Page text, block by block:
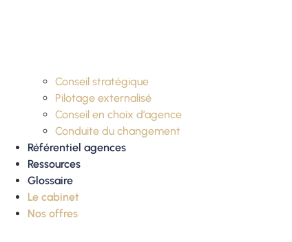
Conseil stratégique
Pilotage externalisé
Conseil en choix d’agence
Conduite du changement
Référentiel agences
Ressources
Glossaire
Le cabinet
Nos offres